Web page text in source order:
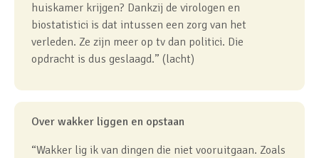
huiskamer krijgen? Dankzij de virologen en
biostatistici is dat intussen een zorg van het
verleden. Ze zijn meer op tv dan politici. Die
opdracht is dus geslaagd.” (lacht)
Over wakker liggen en opstaan
“Wakker lig ik van dingen die niet vooruitgaan. Zoals